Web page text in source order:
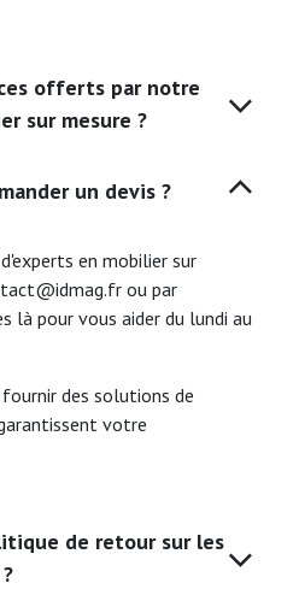
offerts par notre
sur mesure ?
un devis ?
en mobilier sur
ou par
là pour vous aider du lundi au
des solutions de
votre
de retour sur les